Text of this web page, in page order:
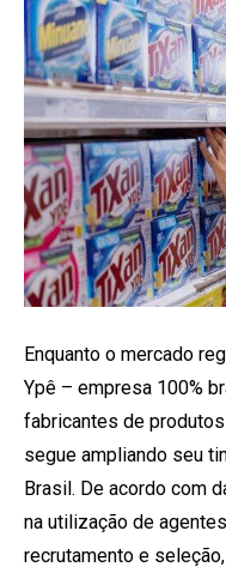
Enquanto o mercado
Ypê – empresa 100%
fabricantes de
segue ampliando seu
Brasil. De acordo com
na utilização de
recrutamento e